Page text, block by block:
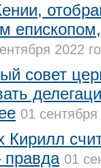
2022
совет
01
Кирилл
правда 01